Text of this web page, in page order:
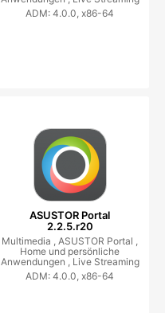
ADM: 4.0.0, x86-64
ASUSTOR Portal
2.2.5.r20
Multimedia , ASUSTOR Portal ,
Home und persönliche
Anwendungen , Live Streaming
ADM: 4.0.0, x86-64